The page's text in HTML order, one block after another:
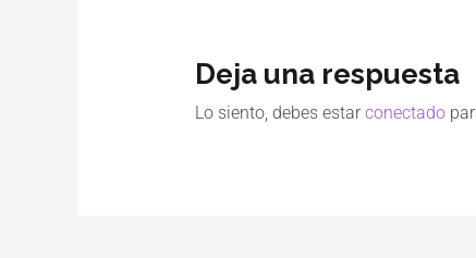
Deja una respuesta
Lo siento, debes estar conectado